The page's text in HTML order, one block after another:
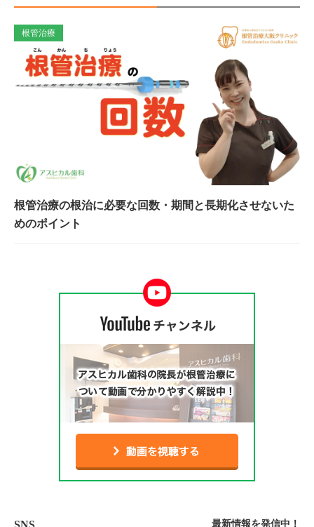
根管治療の根治に必要な回数・期間と長期化させないた
めのポイント
根管治療
最新情報を発信中！